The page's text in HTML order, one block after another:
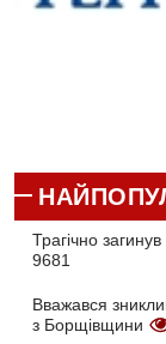
Трагічно
9681
Вважався
з Борщівщини